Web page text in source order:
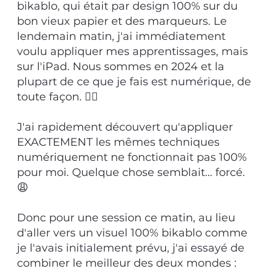
bikablo, qui était par design 100% sur du
bon vieux papier et des marqueurs. Le
lendemain matin, j'ai immédiatement
voulu appliquer mes apprentissages, mais
sur l'iPad. Nous sommes en 2024 et la
plupart de ce que je fais est numérique, de
toute façon. 💁‍♂️
J'ai rapidement découvert qu'appliquer
EXACTEMENT les mêmes techniques
numériquement ne fonctionnait pas 100%
pour moi. Quelque chose semblait... forcé.
😩
Donc pour une session ce matin, au lieu
d'aller vers un visuel 100% bikablo comme
je l'avais initialement prévu, j'ai essayé de
combiner le meilleur des deux mondes :